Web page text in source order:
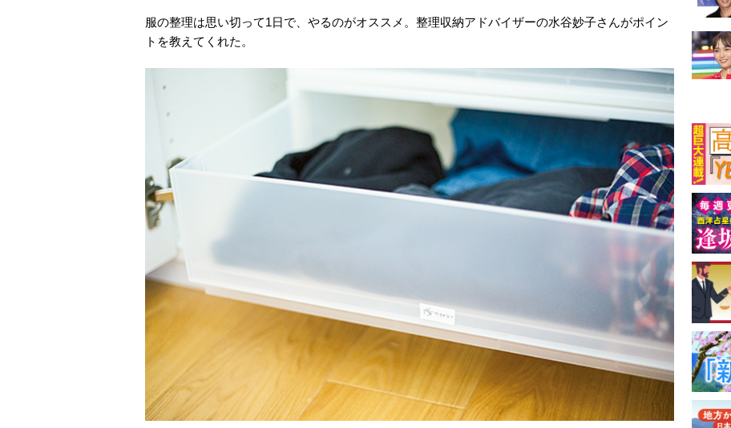
服の整理は思い切って1日で、やるのがオススメ。整理収納アドバイザーの水谷妙子さんがポイン
トを教えてくれた。